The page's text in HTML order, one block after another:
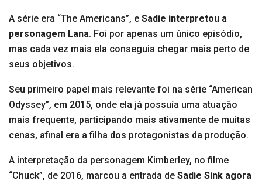
A série era “The Americans”, e Sadie interpretou a
personagem Lana. Foi por apenas um único episódio,
mas cada vez mais ela conseguia chegar mais perto de
seus objetivos.
Seu primeiro papel mais relevante foi na série “American
Odyssey”, em 2015, onde ela já possuía uma atuação
mais frequente, participando mais ativamente de muitas
cenas, afinal era a filha dos protagonistas da produção.
A interpretação da personagem Kimberley, no filme
“Chuck”, de 2016, marcou a entrada de Sadie Sink agora